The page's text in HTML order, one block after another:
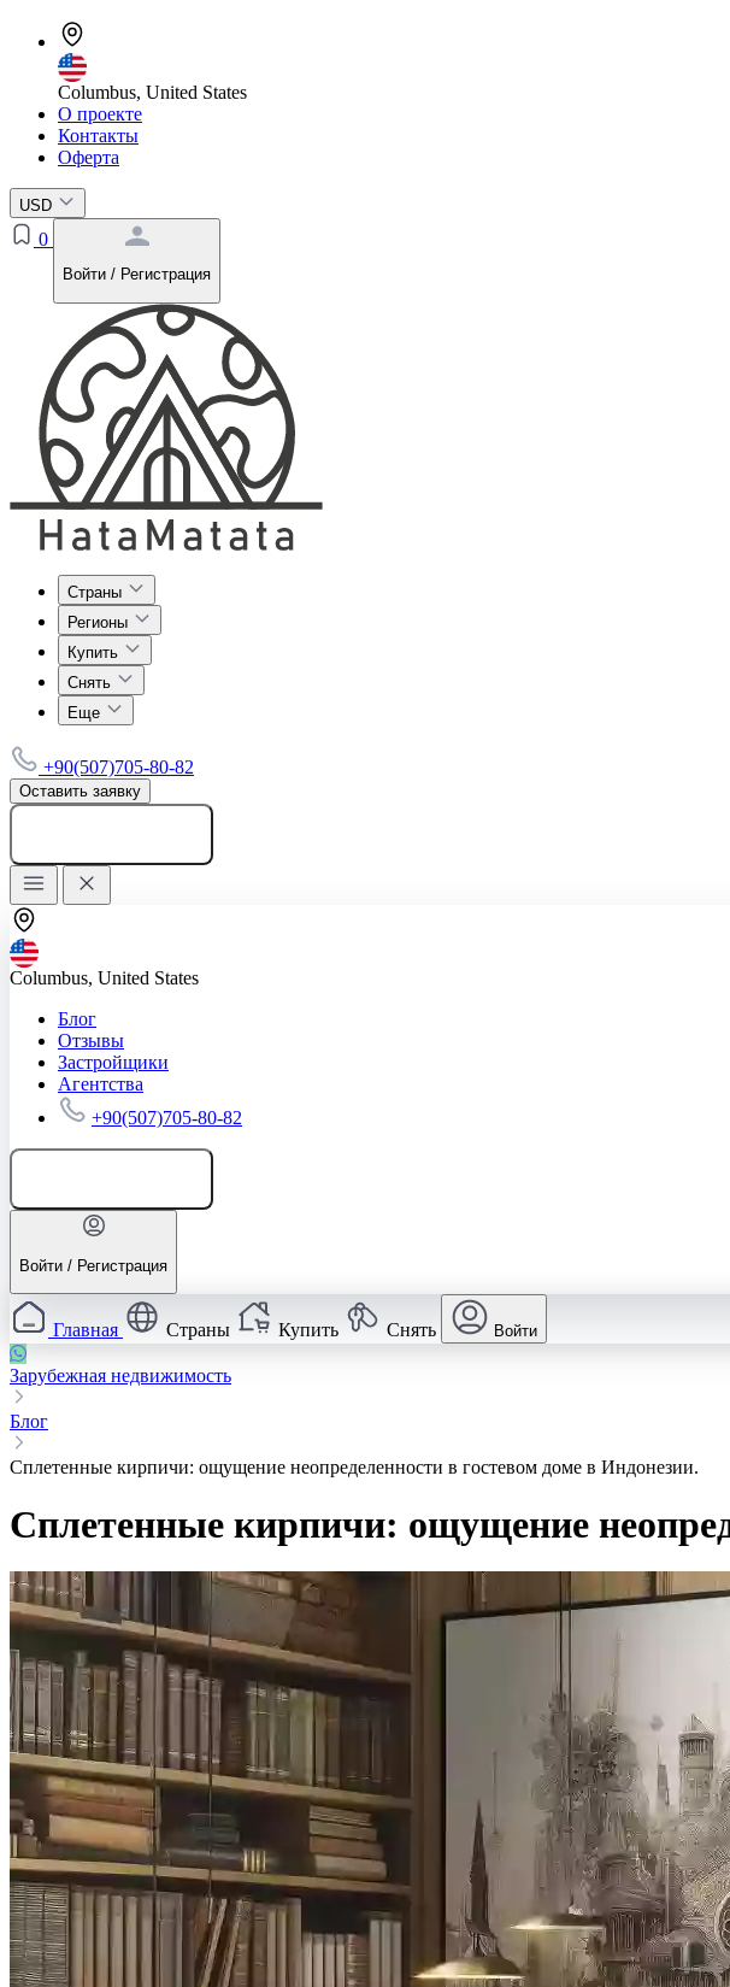
Columbus, United States
О проекте
Контакты
Оферта
USD
0
Войти / Регистрация
Страны
Регионы
Купить
Снять
Еще
+90(507)705-80-82
Оставить заявку
Columbus, United States
Блог
Отзывы
Застройщики
Агентства
+90(507)705-80-82
Войти / Регистрация
Главная Страны Купить Снять Войти
Зарубежная недвижимость
Блог
Сплетенные кирпичи: ощущение неопределенности в гостевом доме в Индонезии.
Сплетенные кирпичи: ощущение